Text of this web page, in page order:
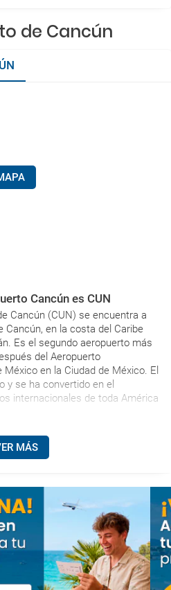
de Cancún
Cancún es CUN
Cancún (CUN) se encuentra a
Cancún, en la costa del Caribe
Es el segundo aeropuerto más
del Aeropuerto
en la Ciudad de México. El
y se ha convertido en el
internacionales de toda América
MÁS